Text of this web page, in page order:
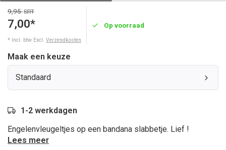
9,95SRT
7,00*
* Incl. btw Excl. Verzendkosten
Op voorraad
Maak een keuze
Standaard
1-2 werkdagen
Engelenvleugeltjes op een bandana slabbetje. Lief !
Lees meer